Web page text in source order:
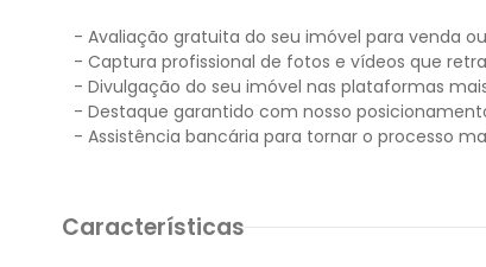
- Avaliação gratuita do seu imóvel para venda
- Captura profissional de fotos e vídeos que
- Divulgação do seu imóvel nas plataformas
- Destaque garantido com nosso
Características